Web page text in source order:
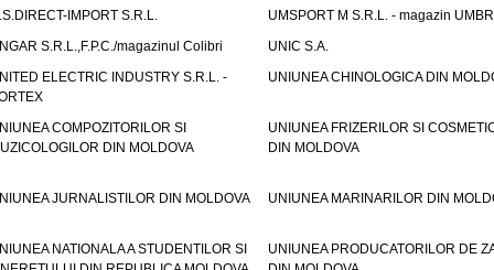
IMPORT S.R.L.
UMSPORT M S.R.L. - magazin
S.R.L.,F.P.C./magazinul Colibri
UNIC S.A.
ELECTRIC INDUSTRY S.R.L. -
UNIUNEA CHINOLOGICA DIN
COMPOZITORILOR SI
DIN MOLDOVA
UNIUNEA FRIZERILOR SI
DIN MOLDOVA
JURNALISTILOR DIN MOLDOVA UNIUNEA MARINARILOR DIN
NATIONALA A STUDENTILOR SI
UNIUNEA PRODUCATORILOR DE